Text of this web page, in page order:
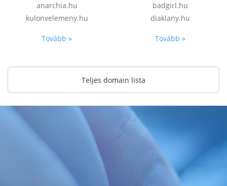
anarchia.hu
kulonvelemeny.hu
Tovább »
badgirl.hu
diaklany.hu
Tovább »
Teljes domain lista